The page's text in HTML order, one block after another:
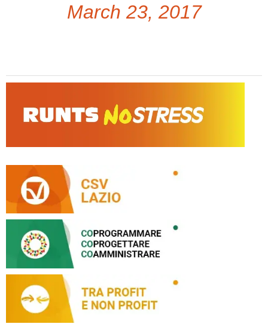
March 23, 2017